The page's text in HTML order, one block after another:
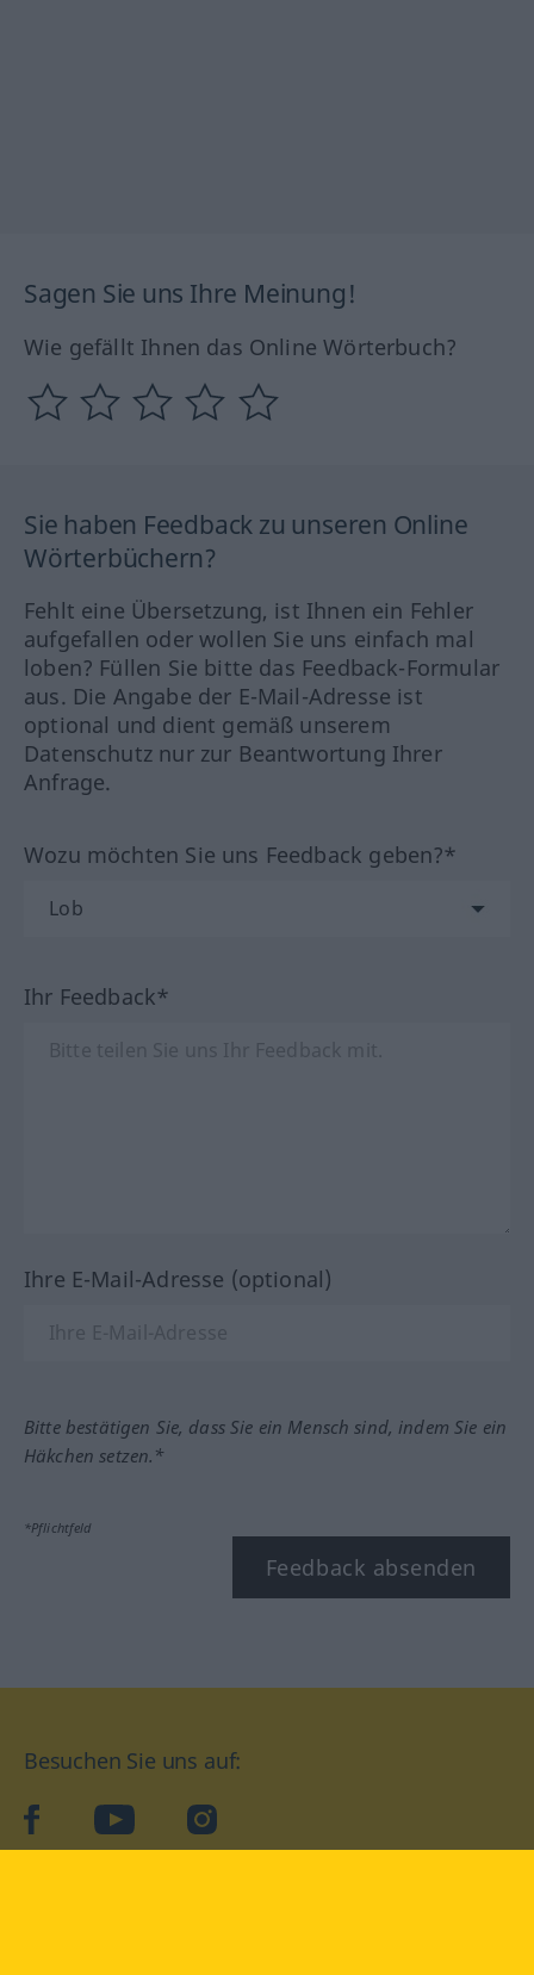
Sagen Sie uns Ihre Meinung!
Wie gefällt Ihnen das Online Wörterbuch?
Sie haben Feedback zu unseren Online
Wörterbüchern?
Fehlt eine Übersetzung, ist Ihnen ein Fehler
aufgefallen oder wollen Sie uns einfach mal
loben? Füllen Sie bitte das Feedback-Formular
aus. Die Angabe der E-Mail-Adresse ist
optional und dient gemäß unserem
Datenschutz nur zur Beantwortung Ihrer
Anfrage.
Wozu möchten Sie uns Feedback geben?*
Ihr Feedback*
Ihre E-Mail-Adresse (optional)
Bitte bestätigen Sie, dass Sie ein Mensch sind, indem Sie ein
Häkchen setzen.*
*Pflichtfeld
Feedback absenden
Besuchen Sie uns auf:
facebookYouTube Instagram